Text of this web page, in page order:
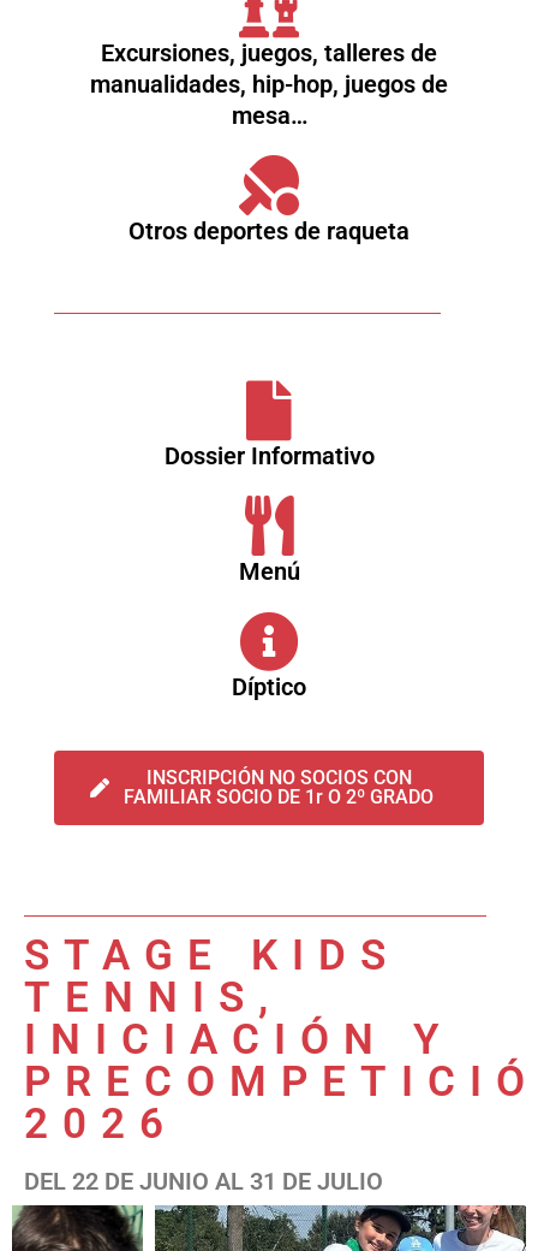
Excursiones, juegos, talleres de
manualidades, hip-hop, juegos de
mesa…
Otros deportes de raqueta
Dossier Informativo
Menú
Díptico
INSCRIPCIÓN NO SOCIOS CON
FAMILIAR SOCIO DE 1r O 2º GRADO
STAGE KIDS
TENNIS,
INICIACIÓN Y
2026
DEL 22 DE JUNIO AL 31 DE JULIO